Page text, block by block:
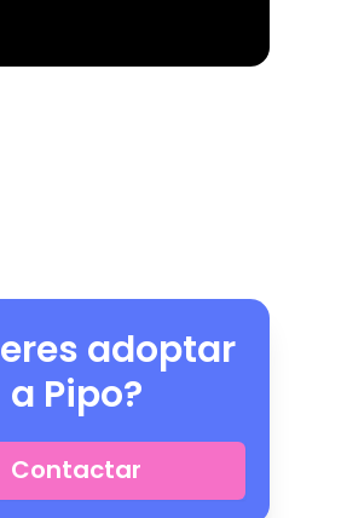
adoptar
a Pipo?
Contactar